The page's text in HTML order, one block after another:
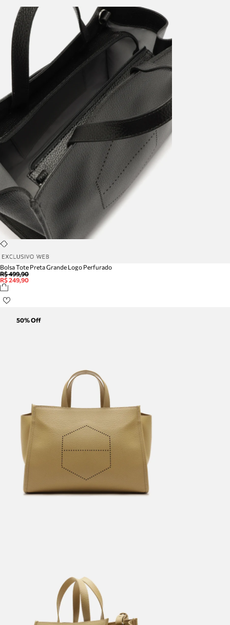
Bolsa Tote Preta Grande Logo Perfurado
R$ 499,90
R$ 249,90
50% Off